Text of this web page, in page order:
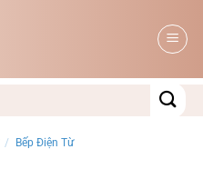
/ Bếp Điện Từ